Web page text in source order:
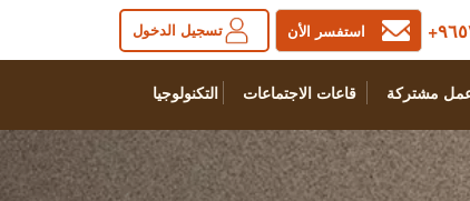
تسجيل الدخول استفسر الأن
مشتركة قاعات الاجتماعات التكنولوجيا